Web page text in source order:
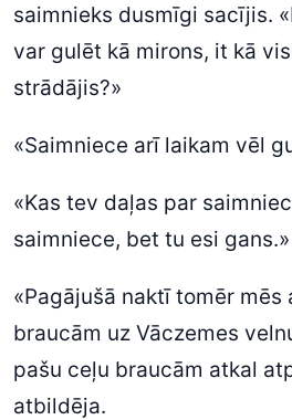
saimnieks dusmīgi sacījis.
var gulēt kā mirons, it kā
strādājis?»
«Saimniece arī laikam vēl
«Kas tev daļas par
saimniece, bet tu esi gans.»
«Pagājušā naktī tomēr mēs
braucām uz Vāczemes
pašu ceļu braucām atkal
atbildēja.